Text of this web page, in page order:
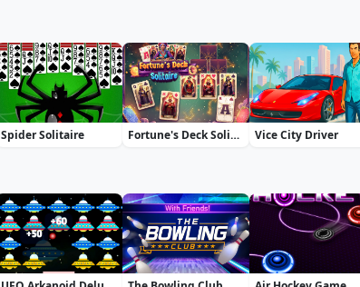
Spider Solitaire Fortune's Deck Solitaire Vice City Driver